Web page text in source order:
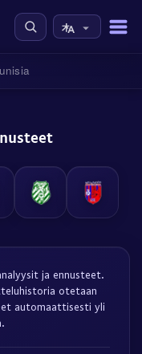
ja ennusteet.
otetaan
automaattisesti yli